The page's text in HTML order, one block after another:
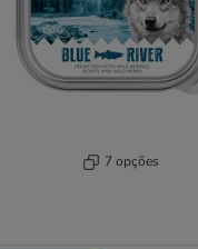
7 opções